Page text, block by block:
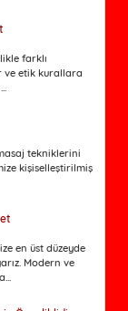
farklı
ve etik kurallara
tekniklerini
kişiselleştirilmiş
en üst düzeyde
Modern ve